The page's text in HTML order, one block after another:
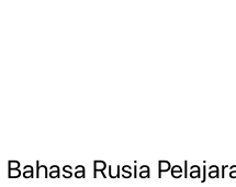
Bahasa Rusia